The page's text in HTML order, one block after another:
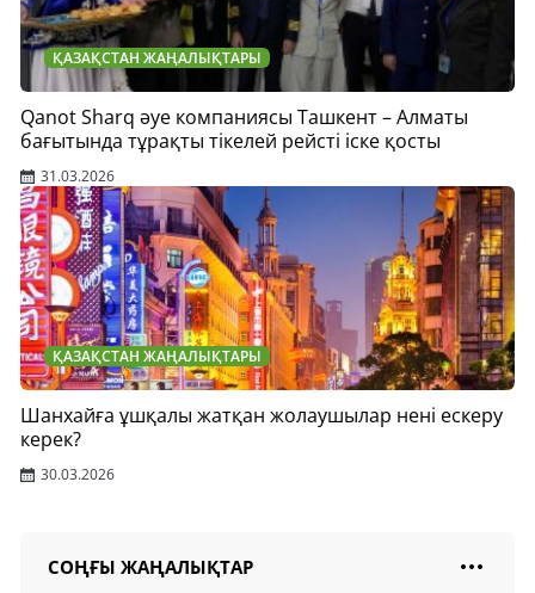
ҚАЗАҚСТАН ЖАҢАЛЫҚТАРЫ
Qanot Sharq әуе компаниясы Ташкент – Алматы
бағытында тұрақты тікелей рейсті іске қосты
31.03.2026
ҚАЗАҚСТАН ЖАҢАЛЫҚТАРЫ
Шанхайға ұшқалы жатқан жолаушылар нені ескеру
керек?
30.03.2026
СОҢҒЫ ЖАҢАЛЫҚТАР